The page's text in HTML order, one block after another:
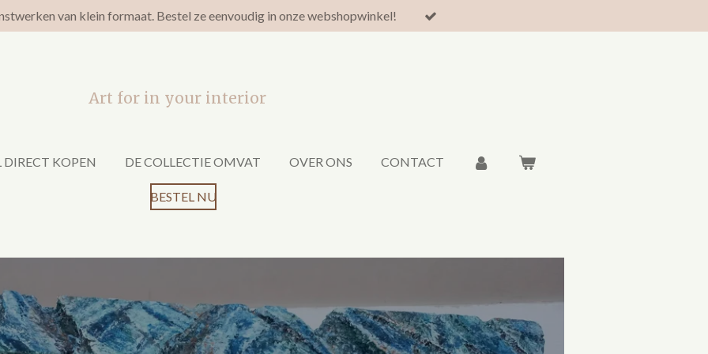
van klein formaat. Bestel ze eenvoudig in onze webshopwinkel!
Art for in your interior
KOPEN DE COLLECTIE OMVAT OVER ONS CONTACT
BESTEL NU